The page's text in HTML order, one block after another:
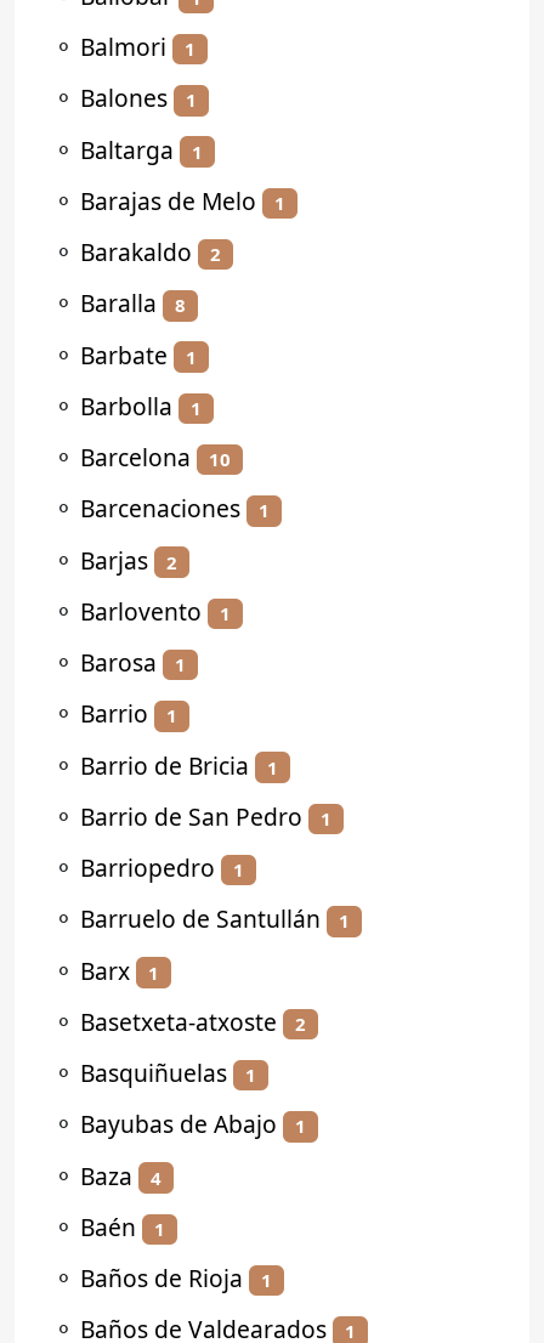
⚬ Balmori 1
⚬ Balones 1
⚬ Baltarga 1
⚬ Barajas de Melo 1
⚬ Barakaldo 2
⚬ Baralla 8
⚬ Barbate 1
⚬ Barbolla 1
⚬ Barcelona 10
⚬ Barcenaciones 1
⚬ Barjas 2
⚬ Barlovento 1
⚬ Barosa 1
⚬ Barrio 1
⚬ Barrio de Bricia 1
⚬ Barrio de San Pedro 1
⚬ Barriopedro 1
⚬ Barruelo de Santullán 1
⚬ Barx 1
⚬ Basetxeta-atxoste 2
⚬ Basquiñuelas 1
⚬ Bayubas de Abajo 1
⚬ Baza 4
⚬ Baén 1
⚬ Baños de Rioja 1
⚬ Baños de Valdearados 1